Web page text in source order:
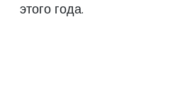
этого года.